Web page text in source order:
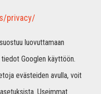
privacy/
luovuttamaan
Googlen käyttöön.
evästeiden avulla, voit
Useimmat